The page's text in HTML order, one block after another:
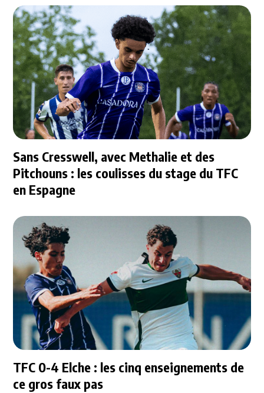
Sans Cresswell, avec Methalie et des
Pitchouns : les coulisses du stage du TFC
en Espagne
TFC 0-4 Elche : les cinq enseignements de
ce gros faux pas